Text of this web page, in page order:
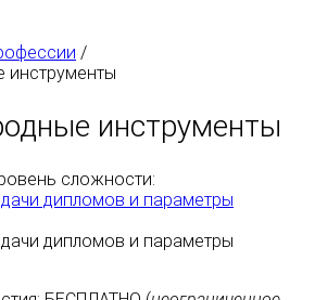
/
инструменты
инструменты
сложности:
дипломов и параметры
дипломов и параметры